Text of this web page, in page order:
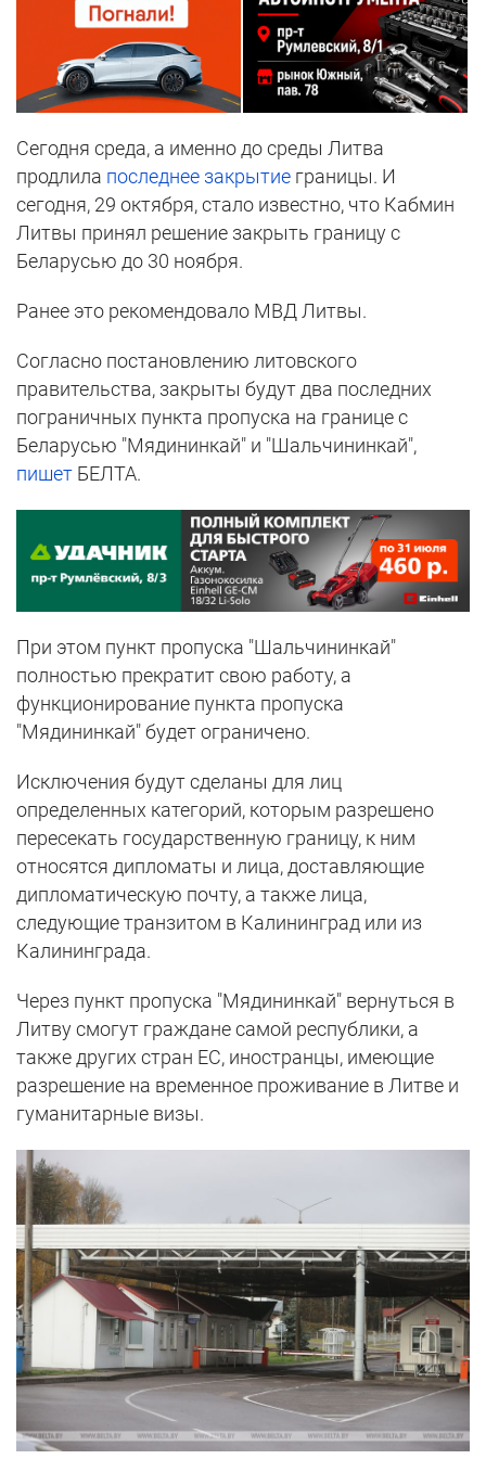
Сегодня среда, а именно до среды Литва
продлила последнее закрытие границы. И
сегодня, 29 октября, стало известно, что Кабмин
Литвы принял решение закрыть границу с
Беларусью до 30 ноября.
Ранее это рекомендовало МВД Литвы.
Согласно постановлению литовского
правительства, закрыты будут два последних
пограничных пункта пропуска на границе с
Беларусью "Мядининкай" и "Шальчининкай",
пишет БЕЛТА.
При этом пункт пропуска "Шальчининкай"
полностью прекратит свою работу, а
функционирование пункта пропуска
"Мядининкай" будет ограничено.
Исключения будут сделаны для лиц
определенных категорий, которым разрешено
пересекать государственную границу, к ним
относятся дипломаты и лица, доставляющие
дипломатическую почту, а также лица,
следующие транзитом в Калининград или из
Калининграда.
Через пункт пропуска "Мядининкай" вернуться в
Литву смогут граждане самой республики, а
также других стран ЕС, иностранцы, имеющие
разрешение на временное проживание в Литве и
гуманитарные визы.